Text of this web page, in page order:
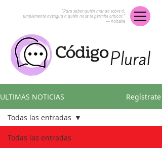
“Para saber quién manda sobre ti,
simplemente averigua a quién no se te permite criticar.”
― Voltaire
ULTIMAS NOTICIAS Regístrate
Todas las entradas
Todas las entradas